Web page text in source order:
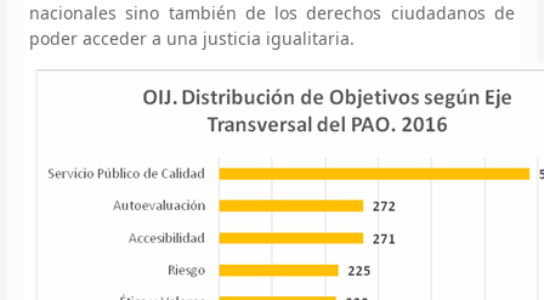
nacionales sino también de los derechos ciudadanos de
poder acceder a una justicia igualitaria.